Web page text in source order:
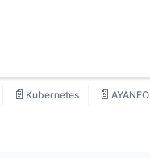
📄 Kubernetes 📄 AYANEO